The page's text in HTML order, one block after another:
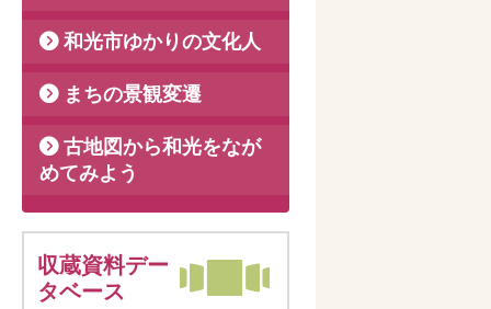
和光市ゆかりの文化人
まちの景観変遷
古地図から和光をなが
めてみよう
収蔵資料デー
タベース